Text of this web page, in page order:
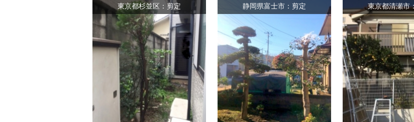
東京都杉並区：剪定
静岡県富士市：剪定
東京都清瀬市